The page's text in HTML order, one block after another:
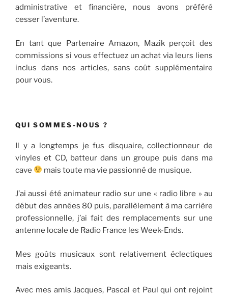
administrative et financière, nous avons préféré
cesser l’aventure.
En tant que Partenaire Amazon, Mazik perçoit des
commissions si vous effectuez un achat via leurs liens
inclus dans nos articles, sans coût supplémentaire
pour vous.
QUI SOMMES-NOUS ?
Il y a longtemps je fus disquaire, collectionneur de
vinyles et CD, batteur dans un groupe puis dans ma
cave
mais toute ma vie passionné de musique.
J’ai aussi été animateur radio sur une « radio libre » au
début des années 80 puis, parallèlement à ma carrière
professionnelle, j’ai fait des remplacements sur une
antenne locale de Radio France les Week-Ends.
Mes goûts musicaux sont relativement éclectiques
mais exigeants.
Avec mes amis Jacques, Pascal et Paul qui ont rejoint